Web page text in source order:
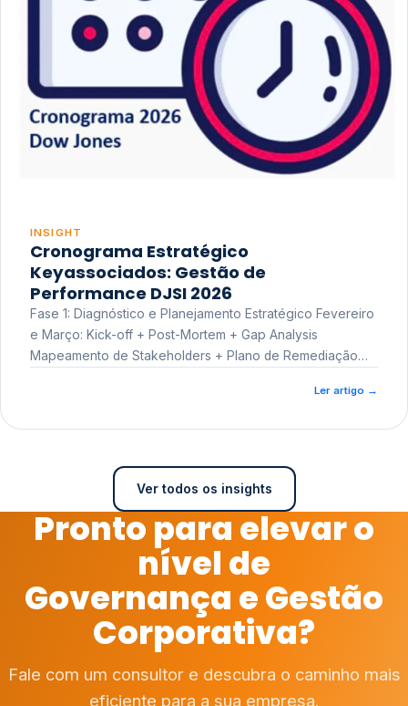
INSIGHT
Cronograma Estratégico
Keyassociados: Gestão de
Performance DJSI 2026
Fase 1: Diagnóstico e Planejamento Estratégico Fevereiro
e Março: Kick-off + Post-Mortem + Gap Analysis
Mapeamento de Stakeholders + Plano de Remediação
Ler artigo →
Ver todos os insights
Pronto para elevar o
nível de
Governança e Gestão
Corporativa?
Fale com um consultor e descubra o caminho mais
eficiente para a sua empresa.